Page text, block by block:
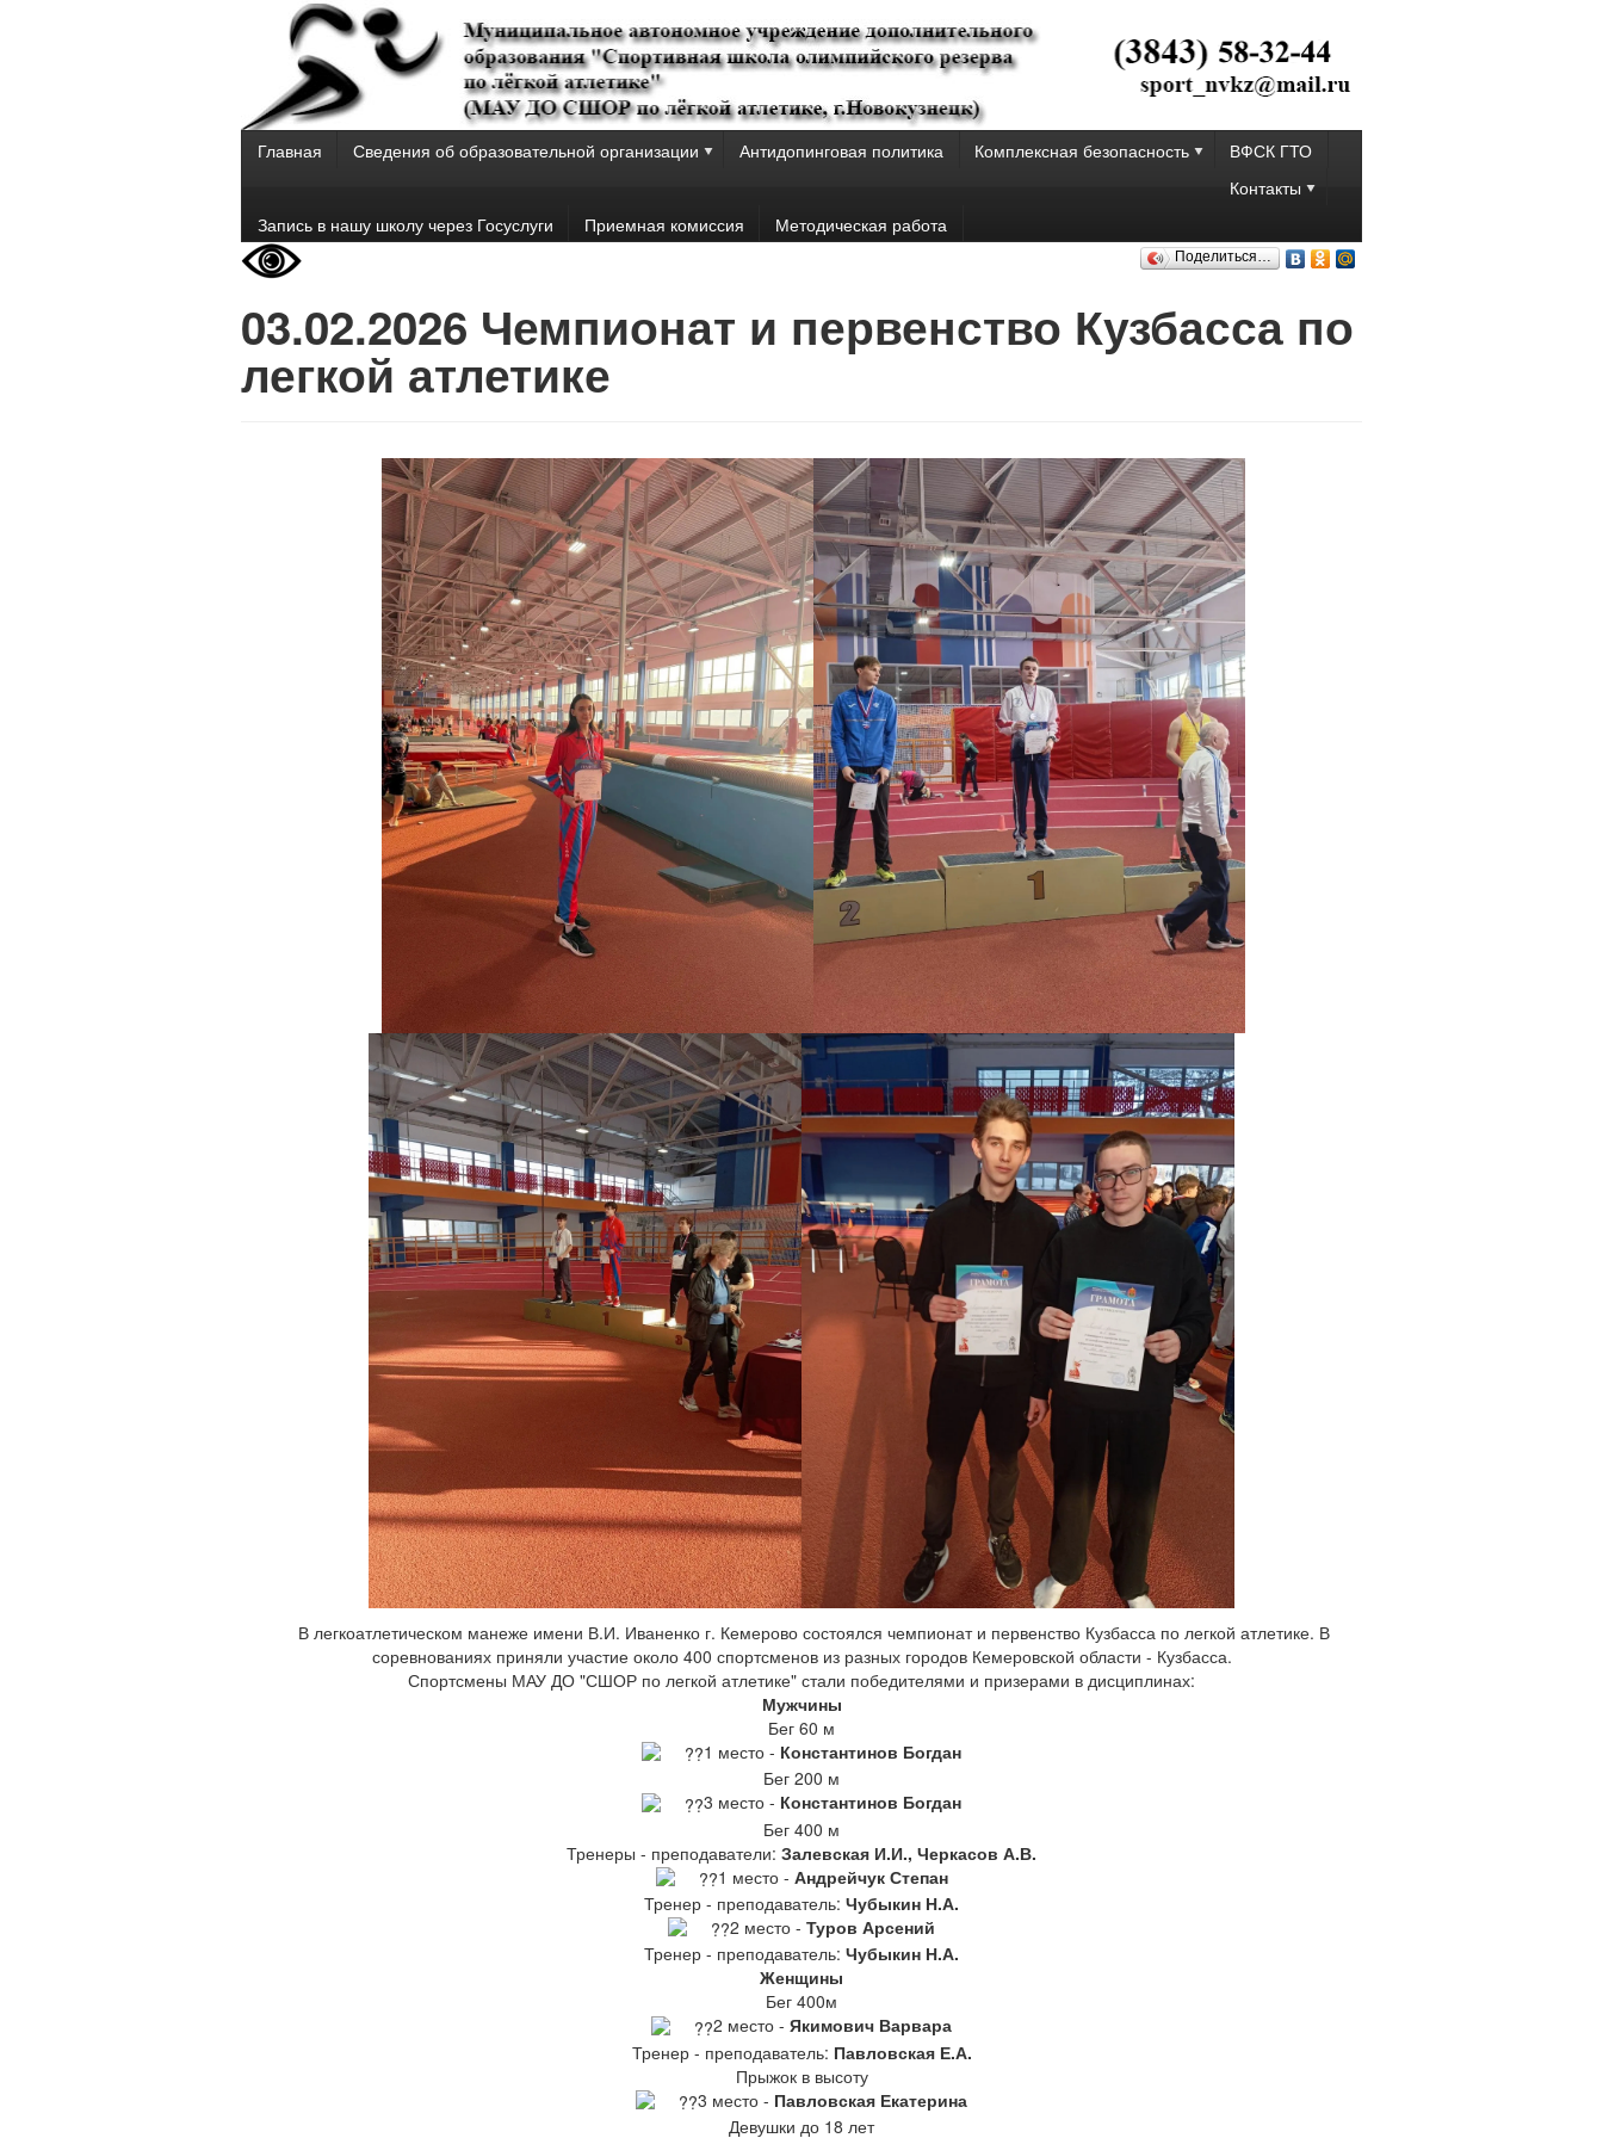
Главная Сведения об образовательной организации Антидопинговая политика Комплексная безопасность
ВФСК ГТО
Контакты
Запись в нашу школу через Госуслуги
Приемная комиссия Методическая работа
Поделиться…
03.02.2026 Чемпионат и первенство Кузбасса по
легкой атлетике
В легкоатлетическом манеже имени В.И. Иваненко г. Кемерово состоялся чемпионат и первенство Кузбасса по легкой атлетике. В
соревнованиях приняли участие около 400 спортсменов из разных городов Кемеровской области - Кузбасса.
Спортсмены МАУ ДО "СШОР по легкой атлетике" стали победителями и призерами в дисциплинах:
Мужчины
Бег 60 м
1 место - Константинов Богдан
Бег 200 м
3 место - Константинов Богдан
Бег 400 м
Тренеры - преподаватели: Залевская И.И., Черкасов А.В.
1 место - Андрейчук Степан
Тренер - преподаватель: Чубыкин Н.А.
2 место - Туров Арсений
Тренер - преподаватель: Чубыкин Н.А.
Женщины
Бег 400м
2 место - Якимович Варвара
Тренер - преподаватель: Павловская Е.А.
Прыжок в высоту
3 место - Павловская Екатерина
Девушки до 18 лет